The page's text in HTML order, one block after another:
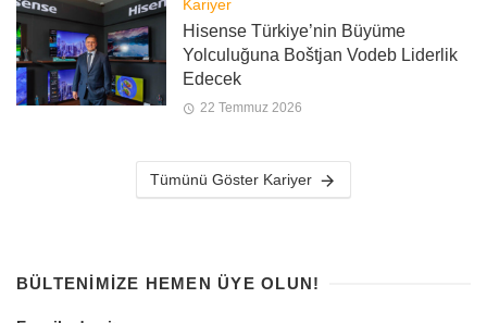
Kariyer
Hisense Türkiye’nin Büyüme
Yolculuğuna Boštjan Vodeb Liderlik
Edecek
22 Temmuz 2026
Tümünü Göster Kariyer
BÜLTENIMIZE HEMEN ÜYE OLUN!